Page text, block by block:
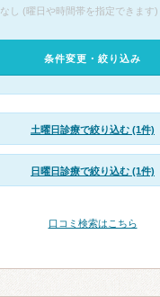
なし (曜日や時間帯を指定できます)
条件変更・絞り込み
土曜日診療で絞り込む (1件)
日曜日診療で絞り込む (1件)
口コミ検索はこちら